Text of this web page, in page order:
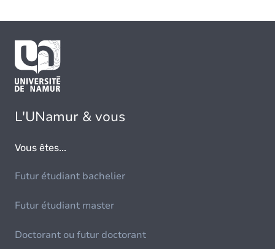
L'UNamur & vous
Vous êtes...
Futur étudiant bachelier
Futur étudiant master
Doctorant ou futur doctorant